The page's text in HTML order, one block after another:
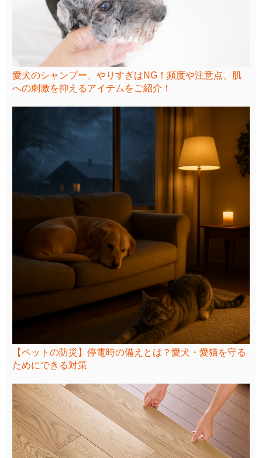
愛犬のシャンプー、やりすぎはNG！頻度や注意点、肌
への刺激を抑えるアイテムをご紹介！
【ペットの防災】停電時の備えとは？愛犬・愛猫を守る
ためにできる対策